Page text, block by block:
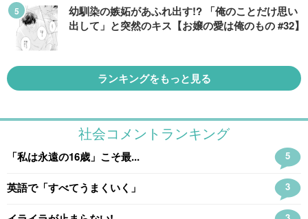
幼馴染の嫉妬があふれ出す!? 「俺のことだけ思い
出して」と突然のキス【お嬢の愛は俺のもの #32】
ランキングをもっと見る